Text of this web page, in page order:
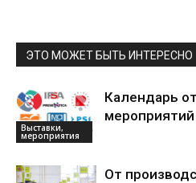
ЭТО МОЖЕТ БЫТЬ ИНТЕРЕСНО
Выставки,
мероприятия
Календарь
От